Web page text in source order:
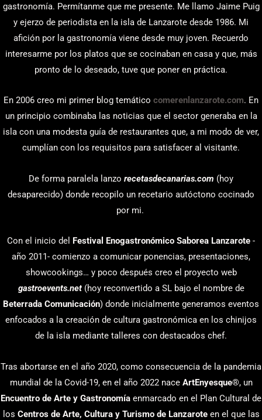
gastronomía. Permítanme que me presente. Me llamo Jaime Puig
y ejerzo de periodista en la isla de Lanzarote desde 1986. Mi
afición por la gastronomía viene desde muy joven. Recuerdo
interesarme por los platos que se cocinaban en casa y que, más
pronto de lo deseado, tuve que poner en práctica.
En 2006 creo mi primer blog temático comerenlanzarote.com. En
un principio combinaba las noticias que el sector generaba en la
isla con una modesta guía de restaurantes que, a mi modo de ver,
cumplían con los requisitos para satisfacer al visitante.
De forma paralela lanzo recetasdecanarias.com (hoy
desaparecido) donde recopilo un recetario autóctono cocinado
por mi.
Con el inicio del Festival Enogastronómico Saborea Lanzarote -
año 2011- comienzo a comunicar ponencias, presentaciones,
showcookings… y poco después creo el proyecto web
gastroevents.net(hoy reconvertido a SL bajo el nombre de
Beterrada Comunicación) donde inicialmente generamos eventos
enfocados a la creación de cultura gastronómica en los chinijos
de la isla mediante talleres con destacados chef.
Tras abortarse en el año 2020, como consecuencia de la pandemia
mundial de la Covid-19, en el año 2022 nace ArtEnyesque®, un
Encuentro de Arte y Gastronomía enmarcado en el Plan Cultural de
los Centros de Arte, Cultura y Turismo de Lanzaroteen el que las